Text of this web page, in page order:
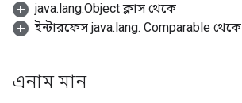
java.lang.Object ক্লাস থেকে
ইন্টারফেস java.lang. Comparable থেকে
এনাম মান